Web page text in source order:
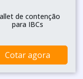
de contenção
para IBCs
Cotar agora